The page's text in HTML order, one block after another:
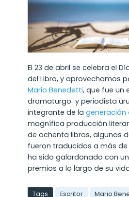
El 23 de abril se celebra el
del Libro, y aprovechamos
Mario Benedetti, que fue un
dramaturgo y periodista
integrante de la generación
magnífica producción
de ochenta libros, algunos
fueron traducidos a más
ha sido galardonado con
premios a lo largo de su
Tags Escritor Mario